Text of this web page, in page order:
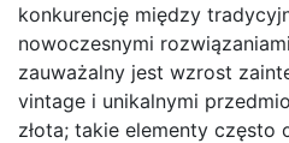
konkurencję między
nowoczesnymi
zauważalny jest wzrost
vintage i unikalnymi
złota; takie elementy często